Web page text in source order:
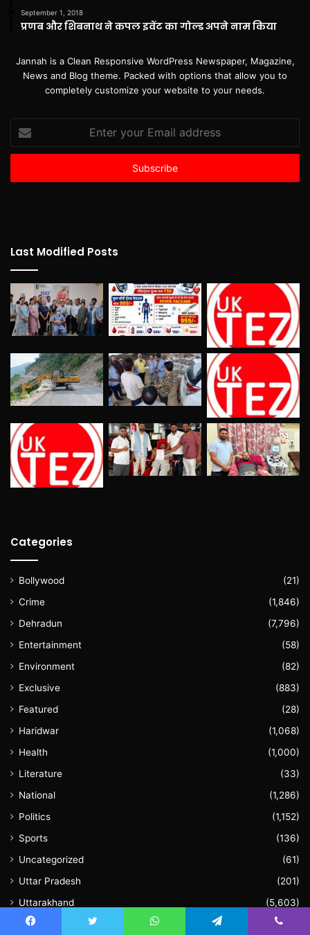
September 1, 2018
प्रणब और शिबनाथ ने कपल इवेंट का गोल्ड अपने नाम किया
Jannah is a Clean Responsive WordPress Newspaper, Magazine,
News and Blog theme. Packed with options that allow you to
completely customize your website to your needs.
Enter
your
Email
Last Modified Posts
Categories
Bollywood
(21)
Crime
(1,846)
Dehradun
(7,796)
Entertainment
(58)
Environment
(82)
Exclusive
(883)
Featured
(28)
Haridwar
(1,068)
Health
(1,000)
Literature
(33)
National
(1,286)
Politics
(1,152)
Sports
(136)
Uncategorized
(61)
Uttar Pradesh
(201)
Uttarakhand
(5,603)
Video
(60)